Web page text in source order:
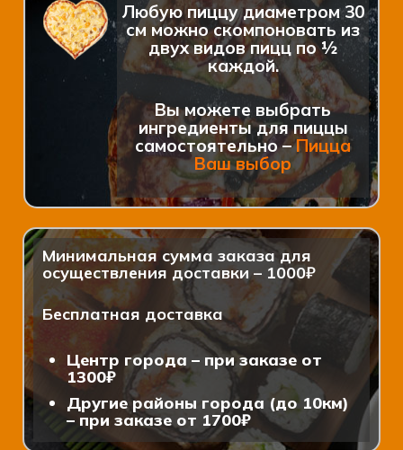
Любую пиццу диаметром 30
см можно скомпоновать из
двух видов пицц по ½
каждой.
Вы можете выбрать
ингредиенты для пиццы
самостоятельно –Пицца
Ваш выбор
Минимальная сумма заказа для
осуществления доставки – 1000₽
Бесплатная доставка
Центр города – при заказе от
1300₽
Другие районы города (до 10км)
– при заказе от 1700₽